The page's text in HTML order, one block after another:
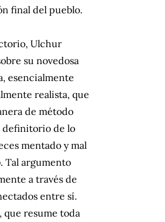
final del pueblo.
Ulchur
su novedosa
esencialmente
realista, que
de método
definitorio de lo
mentado y mal
. Tal argumento
a través de
entre sí.
resume toda